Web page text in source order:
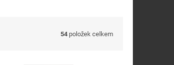
54 položek celkem